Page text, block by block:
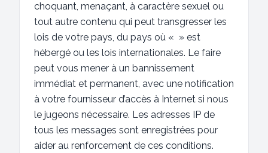
choquant, menaçant, à caractère sexuel ou
tout autre contenu qui peut transgresser les
lois de votre pays, du pays où « » est
hébergé ou les lois internationales. Le faire
peut vous mener à un bannissement
immédiat et permanent, avec une notification
à votre fournisseur d’accès à Internet si nous
le jugeons nécessaire. Les adresses IP de
tous les messages sont enregistrées pour
aider au renforcement de ces conditions.